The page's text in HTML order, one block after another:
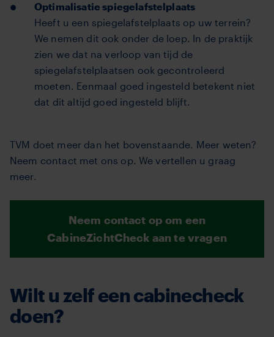
Optimalisatie spiegelafstelplaats
Heeft u een spiegelafstelplaats op uw terrein?
We nemen dit ook onder de loep. In de praktijk
zien we dat na verloop van tijd de
spiegelafstelplaatsen ook gecontroleerd
moeten. Eenmaal goed ingesteld betekent niet
dat dit altijd goed ingesteld blijft.
TVM doet meer dan het bovenstaande. Meer weten?
Neem contact met ons op. We vertellen u graag
meer.
Neem contact op om een
CabineZichtCheck aan te vragen
Wilt u zelf een cabinecheck
doen?